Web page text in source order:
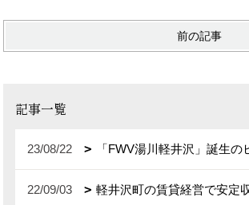
前の記事
記事一覧
23/08/22 「FWV湯川軽井沢」誕生の
22/09/03 軽井沢町の賃貸経営で安定